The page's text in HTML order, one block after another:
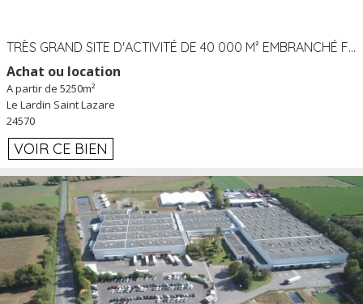
TRÈS GRAND SITE D'ACTIVITÉ DE 40 000 M² EMBRANCHÉ FER AU LARDIN SAINT LAZARE (24) PROCHE A89 À LOUER
Achat ou location
A partir de 5250m²
Le Lardin Saint Lazare
24570
VOIR CE BIEN